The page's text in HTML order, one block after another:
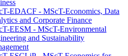
EDACF - MScT-Economics, Data
and Corporate Finance
EESM - MScT-Environmental
and Sustainability